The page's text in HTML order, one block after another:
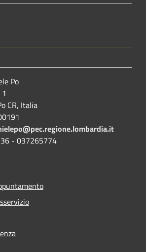
Po
CR, Italia
- 037265774